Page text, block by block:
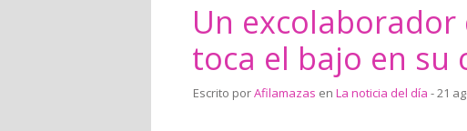
Un
toca el bajo en su
Escrito porAfilamazas en La noticia del día - 21